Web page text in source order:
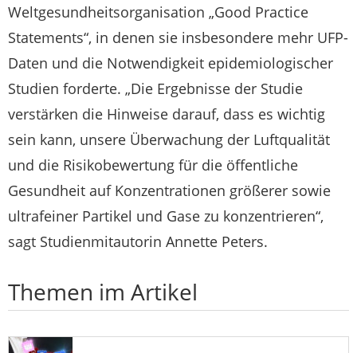
Weltgesundheitsorganisation „Good Practice
Statements“, in denen sie insbesondere mehr UFP-
Daten und die Notwendigkeit epidemiologischer
Studien forderte. „Die Ergebnisse der Studie
verstärken die Hinweise darauf, dass es wichtig
sein kann, unsere Überwachung der Luftqualität
und die Risikobewertung für die öffentliche
Gesundheit auf Konzentrationen größerer sowie
ultrafeiner Partikel und Gase zu konzentrieren“,
sagt Studienmitautorin Annette Peters.
Themen im Artikel